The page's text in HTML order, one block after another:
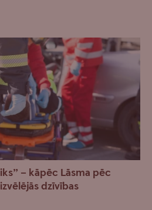
– kāpēc Lāsma pēc
dzīvības